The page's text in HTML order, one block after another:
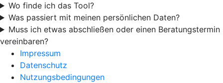
Wo finde ich das Tool?
Was passiert mit meinen persönlichen Daten?
Muss ich etwas abschließen oder einen Beratungstermin
vereinbaren?
Impressum
Datenschutz
Nutzungsbedingungen